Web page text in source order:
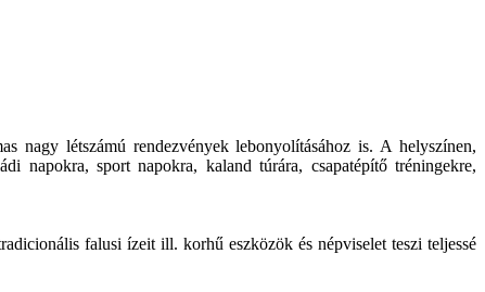
nagy létszámú rendezvények lebonyolításához is. A helyszínen,
napokra, sport napokra, kaland túrára, csapatépítő tréningekre,
falusi ízeit ill. korhű eszközök és népviselet teszi teljessé